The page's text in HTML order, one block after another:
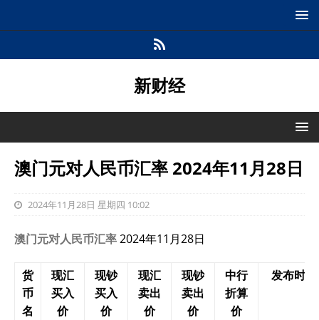
新财经
澳门元对人民币汇率 2024年11月28日
2024年11月28日 星期四 10:02
澳门元对人民币汇率2024年11月28日
货
币
名
现汇
买入
价
现钞
买入
价
现汇
卖出
价
现钞
卖出
价
中行
折算
价
发布时间